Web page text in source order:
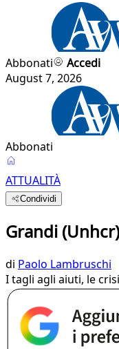
Abbonati
Accedi
August 7, 2026
Abbonati
ATTUALITÀ
Condividi
Grandi
di Paolo Lambruschi
I tagli agli aiuti, le